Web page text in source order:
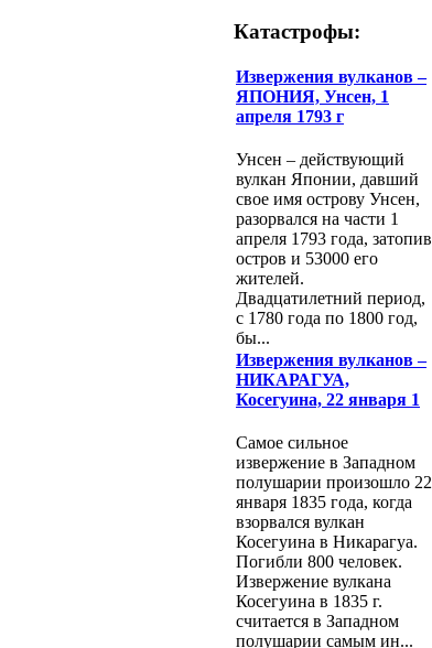
Катастрофы:
Извержения вулканов –
ЯПОНИЯ, Унсен, 1
апреля 1793 г
Унсен – действующий
вулкан Японии, давший
свое имя острову Унсен,
разорвался на части 1
апреля 1793 года, затопив
остров и 53000 его
жителей.
Двадцатилетний период,
с 1780 года по 1800 год,
бы...
Извержения вулканов –
НИКАРАГУА,
Косегуина, 22 января 1
Самое сильное
извержение в Западном
полушарии произошло 22
января 1835 года, когда
взорвался вулкан
Косегуина в Никарагуа.
Погибли 800 человек.
Извержение вулкана
Косегуина в 1835 г.
считается в Западном
полушарии самым ин...